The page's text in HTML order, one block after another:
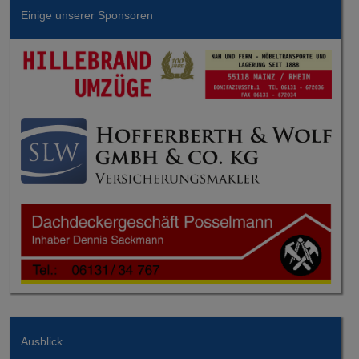
Einige unserer Sponsoren
Ausblick